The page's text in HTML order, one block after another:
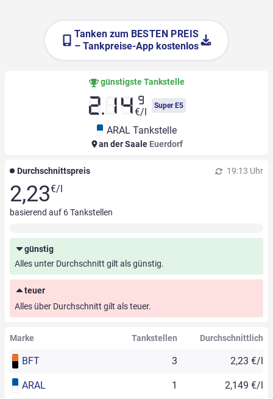
Tanken zum BESTEN PREIS
– Tankpreise-App kostenlos
günstigste Tankstelle
2.14 9
€/l
Super E5
ARAL Tankstelle
an der Saale Euerdorf
Durchschnittspreis 19:13 Uhr
2,23€/l
basierend auf 6Tankstellen
günstig
Alles unter Durchschnitt gilt als günstig.
teuer
Alles über Durchschnitt gilt als teuer.
Marke Tankstellen Durchschnittlich
BFT 3 2,23 €/l
ARAL 1 2,149 €/l